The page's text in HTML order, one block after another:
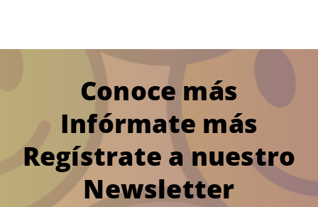
Conoce más
Infórmate más
Regístrate a nuestro
Newsletter